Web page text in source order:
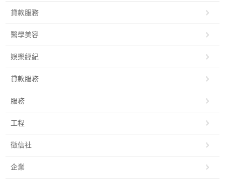
貸款服務
醫學美容
娛樂經紀
貸款服務
服務
工程
徵信社
企業